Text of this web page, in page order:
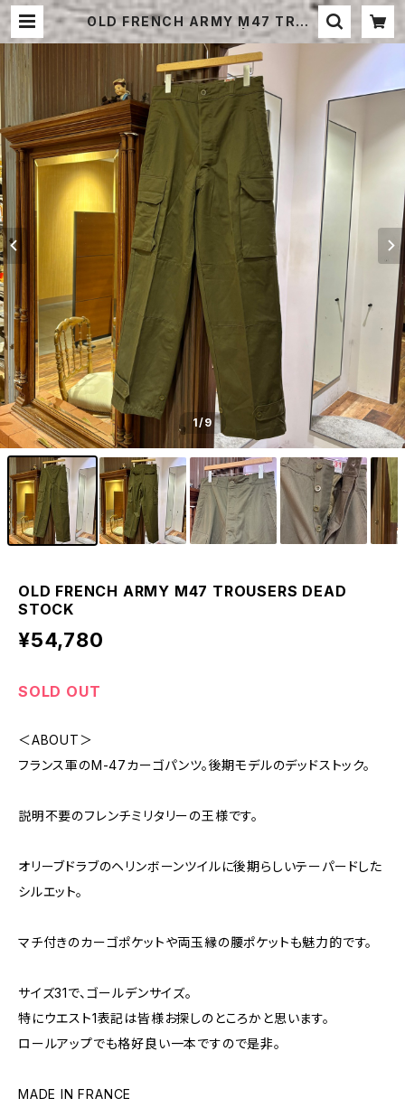
OLD FRENCH ARMY M47 TROU
SERS DEAD STOCK | STRAYS
HEEP ONLINE
1/9
OLD FRENCH ARMY M47 TROUSERS DEAD
STOCK
¥54,780
SOLD OUT
＜ABOUT＞
フランス軍のM-47カーゴパンツ。後期モデルのデッドストック。
説明不要のフレンチミリタリーの王様です。
オリーブドラブのヘリンボーンツイルに後期らしいテーパードした
シルエット。
マチ付きのカーゴポケットや両玉縁の腰ポケットも魅力的です。
サイズ31で、ゴールデンサイズ。
特にウエスト1表記は皆様お探しのところかと思います。
ロールアップでも格好良い一本ですので是非。
MADE IN FRANCE